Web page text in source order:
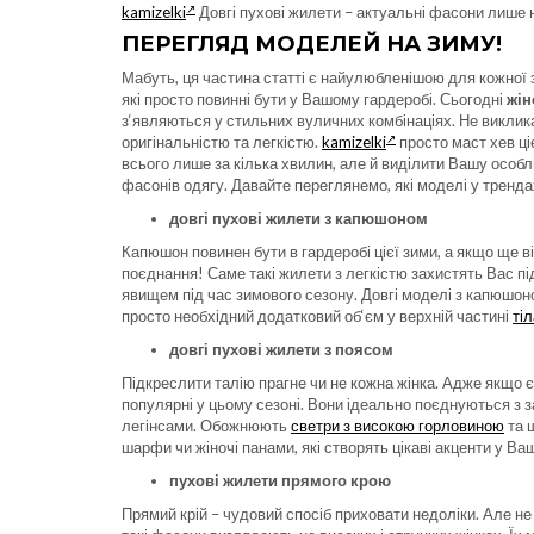
kamizelki Довгі пухові жилети – актуальні фасони
ПЕРЕГЛЯД МОДЕЛЕЙ НА ЗИМУ!
Мабуть, ця частина статті є найулюбленішою для
які просто повинні бути у Вашому гардеробі. Сьогодні
з‘являються у стильних вуличних комбінаціях. Не
оригінальністю та легкістю. kamizelki
просто маст хев
всього лише за кілька хвилин, але й виділити Вашу
фасонів одягу. Давайте переглянемо, які моделі у
довгі пухові жилети з капюшоном
Капюшон повинен бути в гардеробі цієї зими, а якщо ще
поєднання! Саме такі жилети з легкістю захистять Вас
явищем під час зимового сезону. Довгі моделі з
просто необхідний додатковий об‘єм у верхній частині
довгі пухові жилети з поясом
Підкреслити талію прагне чи не кожна жінка. Адже
популярні у цьому сезоні. Вони ідеально поєднуються
легінсами. Обожнюютьсветри з високою горловиноюта
шарфи чи жіночі панами, які створять цікаві акценти у
пухові жилети прямого крою
Прямий крій – чудовий спосіб приховати недоліки. Але